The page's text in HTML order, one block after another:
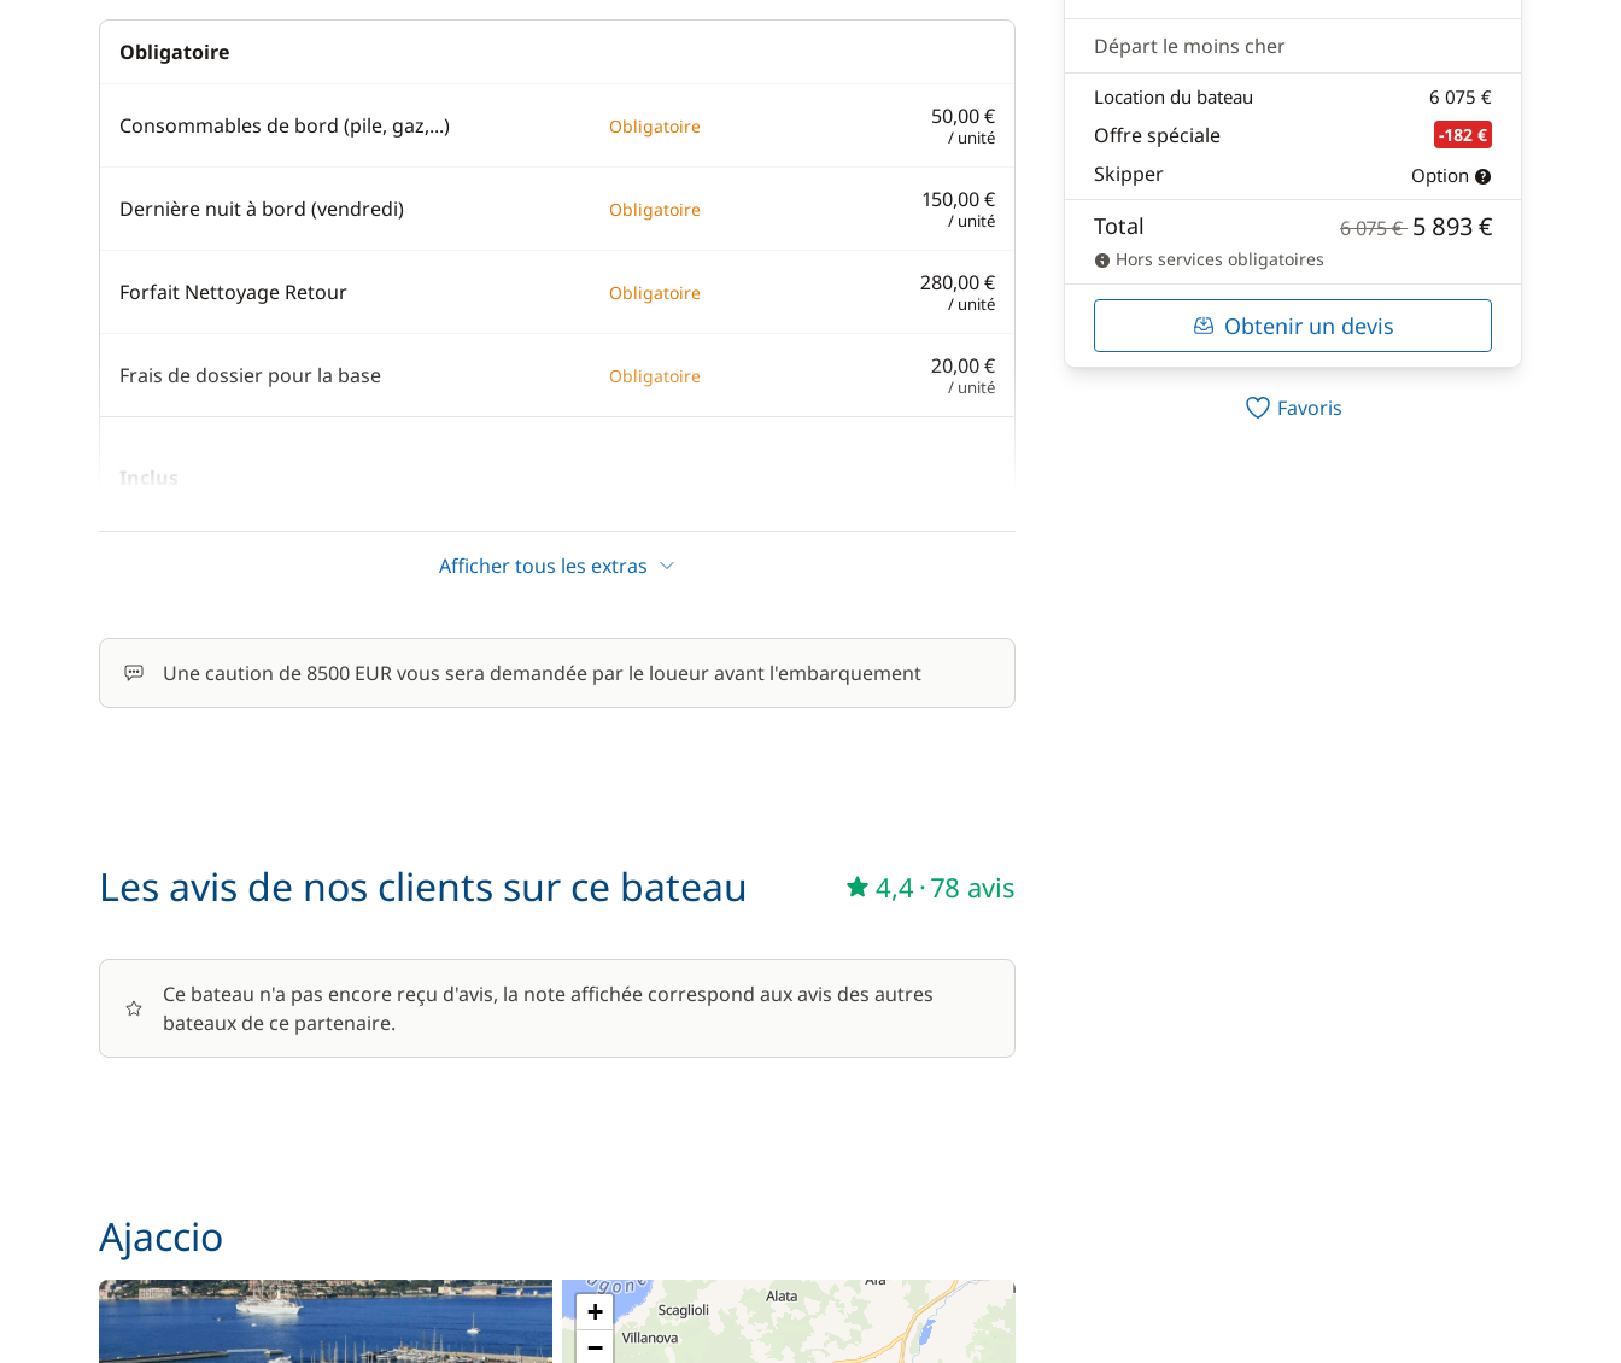
Obligatoire
Consommables de bord (pile, gaz,...) Obligatoire 50,00 €
/ unité
Dernière nuit à bord (vendredi) Obligatoire 150,00 €
/ unité
Forfait Nettoyage Retour Obligatoire 280,00 €
/ unité
Frais de dossier pour la base Obligatoire 20,00 €
/ unité
Inclus
En option
Gennaker
Paddle / semaine
Skipper (repas non inclus)
Afficher tous les extras
Une caution de 8500 EUR vous sera demandée par le loueur avant l'embarquement
Les avis de nos clients sur ce bateau 4,4·78 avis
Ce bateau n'a pas encore reçu d'avis, la note affichée correspond aux avis des autres
bateaux de ce partenaire.
Ajaccio
+
−
Départ le moins cher
Location du bateau 6 075 €
Offre spéciale -182 €
Skipper Option
Total 6 075 € 5 893 €
Hors services obligatoires
Obtenir un devis
Favoris